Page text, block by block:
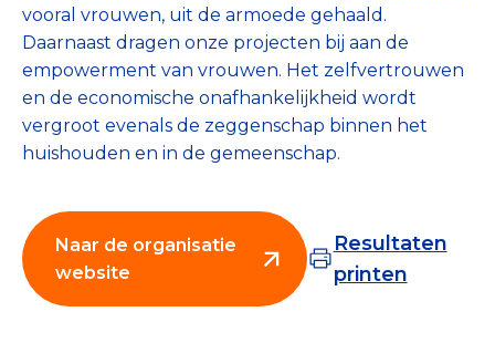
Contact & Signalen
Check keurmerk goede doelen
vooral vrouwen, uit de armoede gehaald.
Daarnaast dragen onze projecten bij aan de
empowerment van vrouwen. Het zelfvertrouwen
en de economische onafhankelijkheid wordt
vergroot evenals de zeggenschap binnen het
huishouden en in de gemeenschap.
Naar de organisatie
website
Resultaten
printen